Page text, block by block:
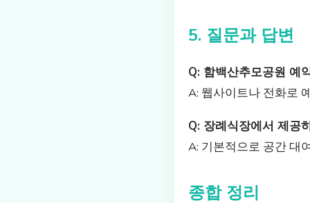
5. 질문과 답변
Q: 함백산추모공원 예
A: 웹사이트나 전화로
Q: 장례식장에서 제공
A: 기본적으로 공간 대
종합 정리